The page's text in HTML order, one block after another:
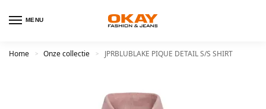
MENU
Home > Onze collectie > JPRBLUBLAKE PIQUE DETAIL S/S SHIRT